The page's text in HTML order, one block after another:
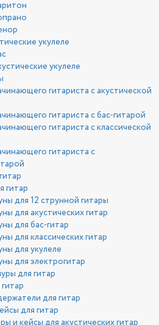
укулеле
укулеле
гитариста с акустической
гитариста с бас-гитарой
гитариста с классической
гитариста с
гитар
для 12 струнной гитары
для акустических гитар
для бас-гитар
для классических гитар
для укулеле
для электрогитар
для гитар
для гитар
для гитар
и кейсы для акустических гитар